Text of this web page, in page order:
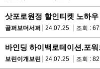
삿포로원정 할인티켓 노하
골퍼보더서퍼
24.07.25 조회 :
바인딩 하이백로테이션,포
보린이개보린
24.07.25 조회 :